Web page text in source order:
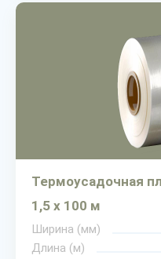
Термоусадочная
1,5 х 100 м
Ширина (мм)
Длина (м)